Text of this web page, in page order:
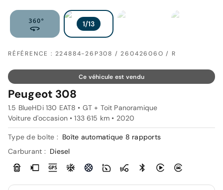
RÉFÉRENCE : 224884-26P308 / 26042606O / R
Ce véhicule est vendu
Peugeot 308
1.5 BlueHDi 130 EAT8 • GT + Toit Panoramique
Voiture d'occasion • 133 615 km • 2020
Type de boîte : Boîte automatique 8 rapports
Carburant : Diesel